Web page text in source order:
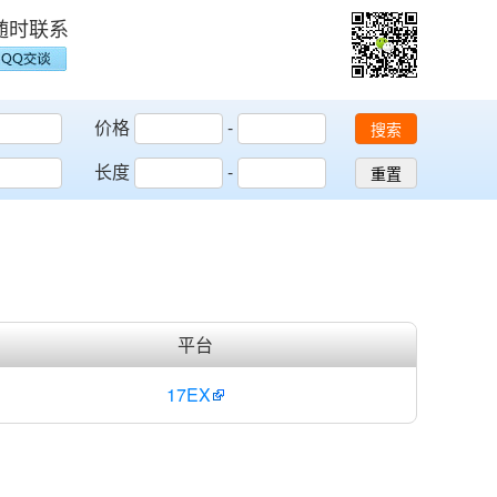
时联系
价格
-
长度
-
搜索
重置
平台
17EX